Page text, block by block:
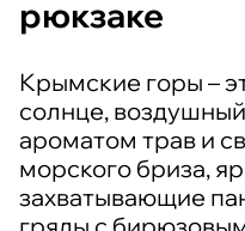
рюкзаке
Крымские горы –
солнце,
ароматом трав и
морского бриза,
захватывающие